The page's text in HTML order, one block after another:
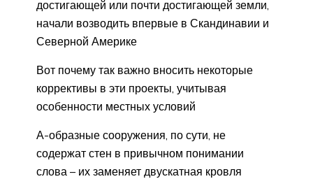
достигающей или почти достигающей земли,
начали возводить впервые в Скандинавии и
Северной Америке
Вот почему так важно вносить некоторые
коррективы в эти проекты, учитывая
особенности местных условий
А-образные сооружения, по сути, не
содержат стен в привычном понимании
слова – их заменяет двускатная кровля